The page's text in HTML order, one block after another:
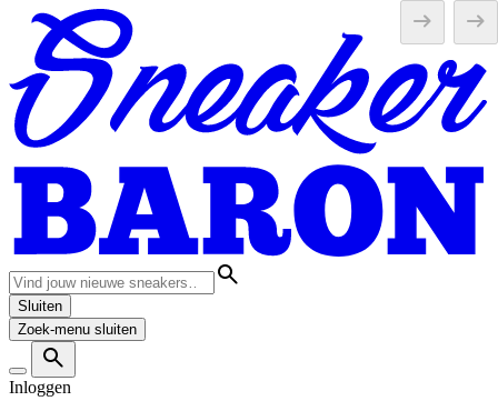
Sluiten
Zoek-menu sluiten
Inloggen